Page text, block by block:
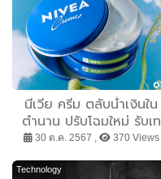
นีเวีย ครีม ตลับน้ำเงินใน
ตำนาน ปรับโฉมใหม่ รับเท
รนด์รักษ์โลก พร้อมการดูแล
ผิวที่ทุกคนวางใจ
30 ต.ค. 2567 , 370 Views
Technology